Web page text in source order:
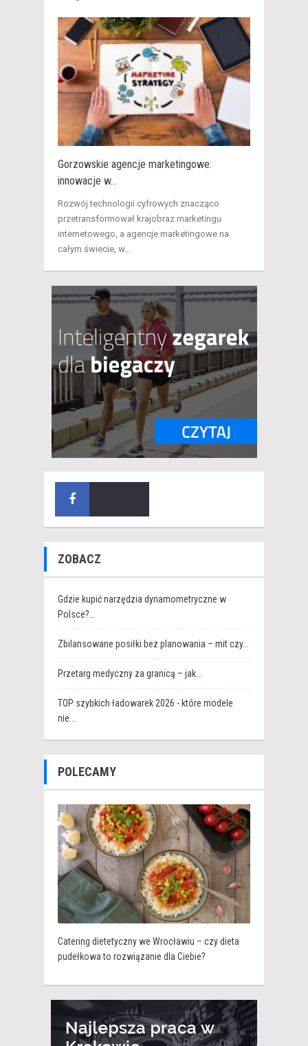
Gorzowskie agencje marketingowe:
innowacje w...
Rozwój technologii cyfrowych znacząco
przetransformował krajobraz marketingu
internetowego, a agencje marketingowe na
całym świecie, w...
ZOBACZ
Gdzie kupić narzędzia dynamometryczne w
Polsce?...
Zbilansowane posiłki bez planowania – mit czy...
Przetarg medyczny za granicą – jak...
TOP szybkich ładowarek 2026 - które modele
nie...
POLECAMY
Catering dietetyczny we Wrocławiu – czy dieta
pudełkowa to rozwiązanie dla Ciebie?